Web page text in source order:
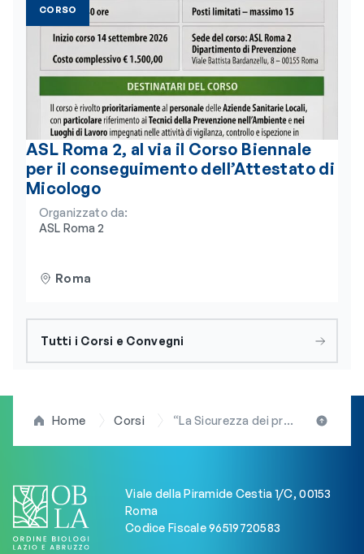
CORSO
ASL Roma 2, al via il Corso Biennale
per il conseguimento dell’Attestato di
Micologo
Organizzato da:
ASL Roma 2
Roma
Tutti i Corsi e Convegni
Home Corsi “La Sicurezza dei prodotti Cosmetici”: corso FNOB il 3-4 aprile 2025
Viale della Piramide Cestia 1/C, 00153
Roma
Codice Fiscale 96519720583